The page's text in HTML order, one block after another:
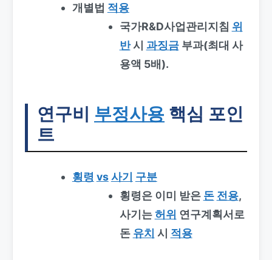
개별법 적용
국가R&D사업관리지침 위
반시 과징금부과(최대 사
용액 5배).
연구비 부정사용 핵심 포인
트
횡령 vs 사기 구분
횡령은 이미 받은 돈 전용,
사기는허위 연구계획서로
돈 유치 시 적용